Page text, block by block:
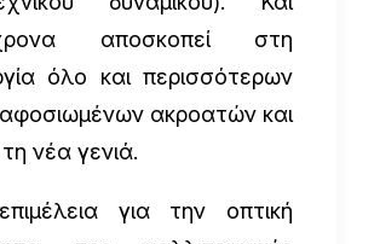
αποσκοπεί στη
όλο και περισσότερων
αφοσιωμένων ακροατών και
νέα γενιά.
για την οπτική